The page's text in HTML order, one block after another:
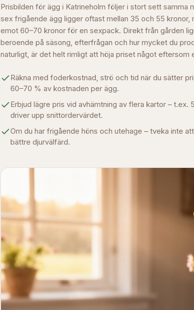
Prisbilden för ägg i Katrineholm följer i stort sett samma
sex frigående ägg ligger oftast mellan 35 och 55
emot 60–70 kronor för en sexpack. Direkt från gården
beroende på säsong, efterfrågan och hur mycket du
naturligt, är det helt rimligt att höja priset något eftersom
Räkna med foderkostnad, strö och tid när du sätter
60–70 % av kostnaden per ägg.
Erbjud lägre pris vid avhämtning av flera kartor –
driver upp snittordervärdet.
Om du har frigående höns och utehage – tveka inte
bättre djurvälfärd.